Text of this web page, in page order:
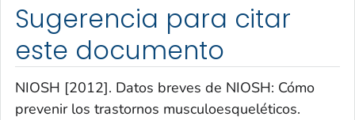
Sugerencia para citar
este documento
NIOSH [2012]. Datos breves de NIOSH: Cómo
prevenir los trastornos musculoesqueléticos.